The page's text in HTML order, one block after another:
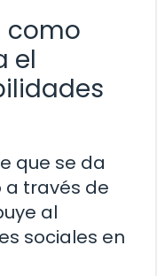
como
el
que se da
a través de
al
sociales en